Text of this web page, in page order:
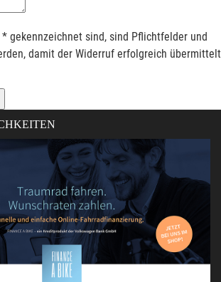
gekennzeichnet sind, sind Pflichtfelder und
damit der Widerruf erfolgreich übermittelt